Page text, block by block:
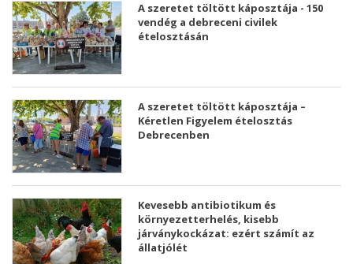
A szeretet töltött káposztája - 150
vendég a debreceni civilek
ételosztásán
A szeretet töltött káposztája –
Kéretlen Figyelem ételosztás
Debrecenben
Kevesebb antibiotikum és
környezetterhelés, kisebb
járványkockázat: ezért számít az
állatjólét